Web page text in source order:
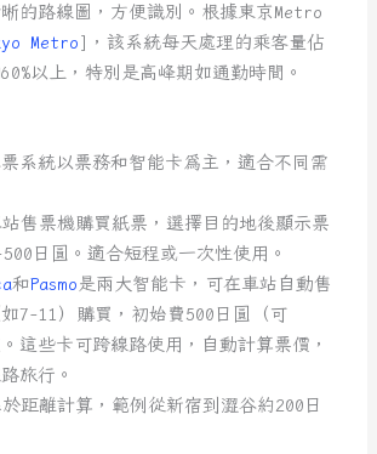
的路線圖，方便識別。根據東京Metro
Metro]，該系統每天處理的乘客量佔
以上，特別是高峰期如通勤時間。
系統以票務和智能卡為主，適合不同需
售票機購買紙票，選擇目的地後顯示票
日圓。適合短程或一次性使用。
和Pasmo是兩大智能卡，可在車站自動售
7-11）購買，初始費500日圓（可
這些卡可跨線路使用，自動計算票價，
旅行。
距離計算，範例從新宿到澀谷約200日